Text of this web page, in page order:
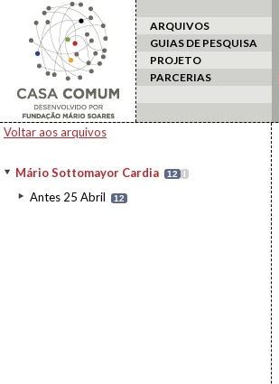
ARQUIVOS
GUIAS DE PESQUISA
PROJETO
PARCERIAS
Voltar aos arquivos
Mário Sottomayor Cardia 12 I
Antes 25 Abril 12